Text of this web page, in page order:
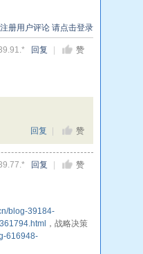
册用户评论 请点击登录
回复 赞
赞
回复
回复 赞
blog-39184-
，战略决策
616948-